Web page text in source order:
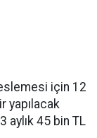
için 12
yapılacak
aylık 45 bin TL